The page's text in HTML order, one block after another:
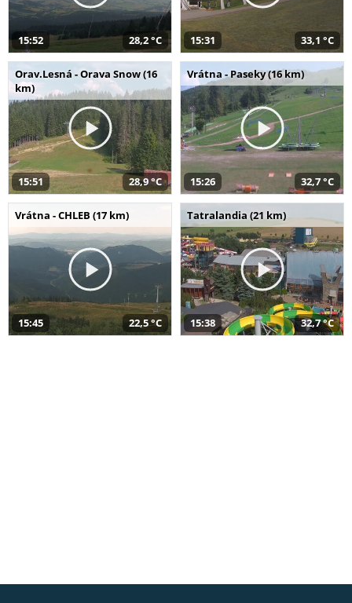
15:52 28,2 °C 15:31 33,1 °C
Orav.Lesná - Orava Snow (16
km)
15:51 28,9 °C
Vrátna - Paseky (16 km)
15:26 32,7 °C
Vrátna - CHLEB (17 km)
15:45 22,5 °C
Tatralandia (21 km)
15:38 32,7 °C